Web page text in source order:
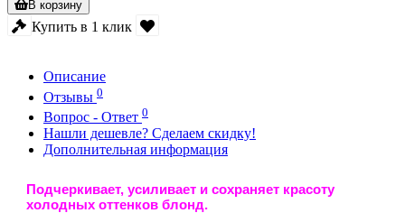
В корзину
Купить в 1 клик
Описание
Отзывы 0
Вопрос - Ответ 0
Нашли дешевле? Сделаем скидку!
Дополнительная информация
Подчеркивает, усиливает и сохраняет красоту
холодных оттенков блонд.